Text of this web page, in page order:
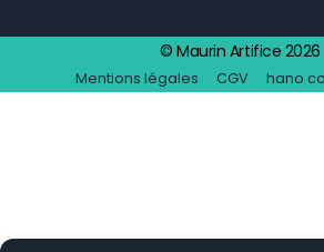
© Maurin Artifice 2026
Mentions légales CGV hano